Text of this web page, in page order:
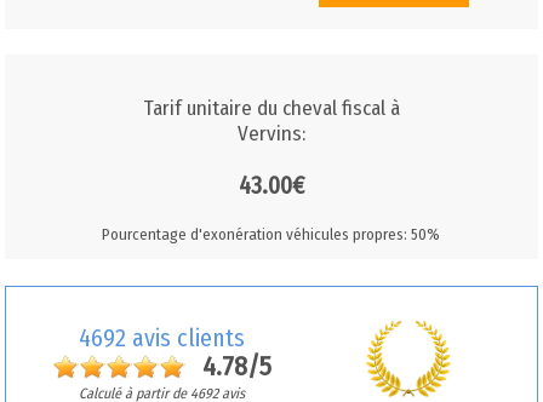
Tarif unitaire du cheval fiscal à
Vervins:
43.00€
Pourcentage d'exonération véhicules propres: 50%
4692 avis clients
4.78/5
Calculé à partir de 4692 avis